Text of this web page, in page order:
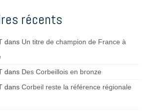
récents
dans Un titre de champion de France à
dans Des Corbeillois en bronze
dans Corbeil reste la référence régionale